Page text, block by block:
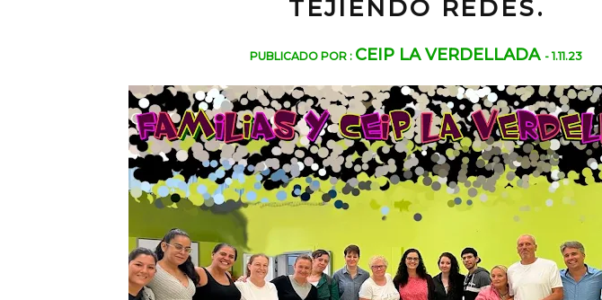
TEJIENDO REDES.
PUBLICADO POR : CEIP LA VERDELLADA - 1.11.23